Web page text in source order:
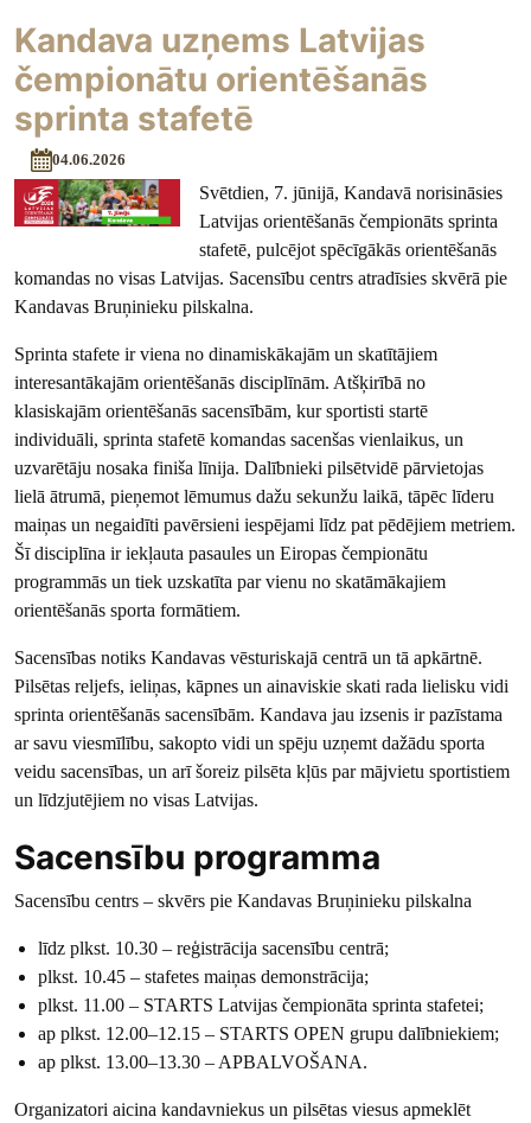
Kandava uzņems Latvijas
čempionātu orientēšanās
sprinta stafetē
04.06.2026
Svētdien, 7. jūnijā, Kandavā norisināsies
Latvijas orientēšanās čempionāts sprinta
stafetē, pulcējot spēcīgākās orientēšanās
komandas no visas Latvijas. Sacensību centrs atradīsies skvērā pie
Kandavas Bruņinieku pilskalna.
Sprinta stafete ir viena no dinamiskākajām un skatītājiem
interesantākajām orientēšanās disciplīnām. Atšķirībā no
klasiskajām orientēšanās sacensībām, kur sportisti startē
individuāli, sprinta stafetē komandas sacenšas vienlaikus, un
uzvarētāju nosaka finiša līnija. Dalībnieki pilsētvidē pārvietojas
lielā ātrumā, pieņemot lēmumus dažu sekunžu laikā, tāpēc līderu
maiņas un negaidīti pavērsieni iespējami līdz pat pēdējiem metriem.
Šī disciplīna ir iekļauta pasaules un Eiropas čempionātu
programmās un tiek uzskatīta par vienu no skatāmākajiem
orientēšanās sporta formātiem.
Sacensības notiks Kandavas vēsturiskajā centrā un tā apkārtnē.
Pilsētas reljefs, ieliņas, kāpnes un ainaviskie skati rada lielisku vidi
sprinta orientēšanās sacensībām. Kandava jau izsenis ir pazīstama
ar savu viesmīlību, sakopto vidi un spēju uzņemt dažādu sporta
veidu sacensības, un arī šoreiz pilsēta kļūs par mājvietu sportistiem
un līdzjutējiem no visas Latvijas.
Sacensību programma
Sacensību centrs – skvērs pie Kandavas Bruņinieku pilskalna
līdz plkst. 10.30 – reģistrācija sacensību centrā;
plkst. 10.45 – stafetes maiņas demonstrācija;
plkst. 11.00 – STARTS Latvijas čempionāta sprinta stafetei;
ap plkst. 12.00–12.15 – STARTS OPEN grupu dalībniekiem;
ap plkst. 13.00–13.30 – APBALVOŠANA.
Organizatori aicina kandavniekus un pilsētas viesus apmeklēt